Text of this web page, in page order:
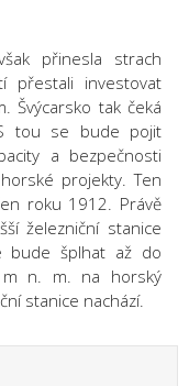
přinesla strach
přestali investovat
Švýcarsko tak čeká
tou se bude pojit
a bezpečnosti
projekty. Ten
roku 1912. Právě
železniční stanice
bude šplhat až do
m n. m. na horský
stanice nachází.